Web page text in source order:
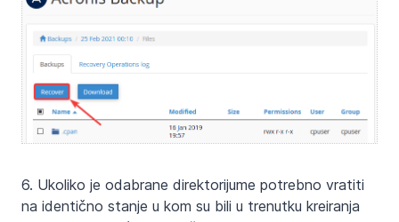
6. Ukoliko je odabrane direktorijume potrebno vratiti
na identično stanje u kom su bili u trenutku kreiranja